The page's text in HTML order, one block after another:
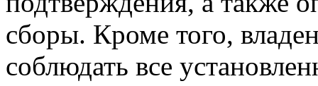
сборы. Кроме того,
соблюдать все